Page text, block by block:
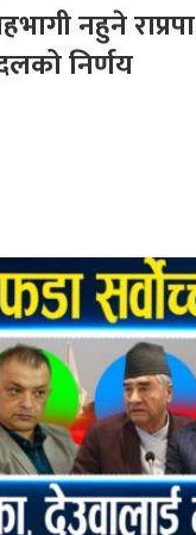
नहुने राप्रपा
निर्णय